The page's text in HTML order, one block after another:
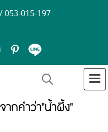
053-015-197
กคำว่า"น้ำผึ้ง"